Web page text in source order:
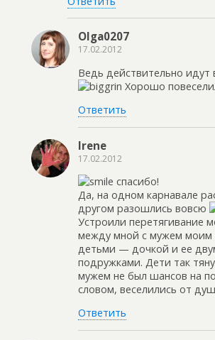
Olga0207
17.02.2012
Ведь действительно идут
Хорошо
Ответить
Irene
17.02.2012
спасибо!
Да, на одном карнавале
другом разошлись вовсю
Устроили перетягивание
между мной с мужем моим
детьми — дочкой и ее
подружками. Дети так
мужем не был шансов на
словом, веселились от
Ответить